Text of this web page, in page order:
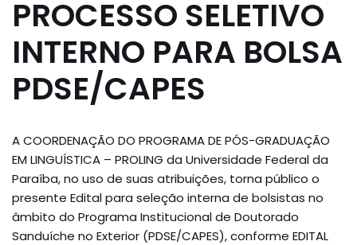
PROCESSO SELETIVO
INTERNO PARA BOLSA
PDSE/CAPES
A COORDENAÇÃO DO PROGRAMA DE PÓS-GRADUAÇÃO
EM LINGUÍSTICA – PROLING da Universidade Federal da
Paraíba, no uso de suas atribuições, torna público o
presente Edital para seleção interna de bolsistas no
âmbito do Programa Institucional de Doutorado
Sanduíche no Exterior (PDSE/CAPES), conforme EDITAL